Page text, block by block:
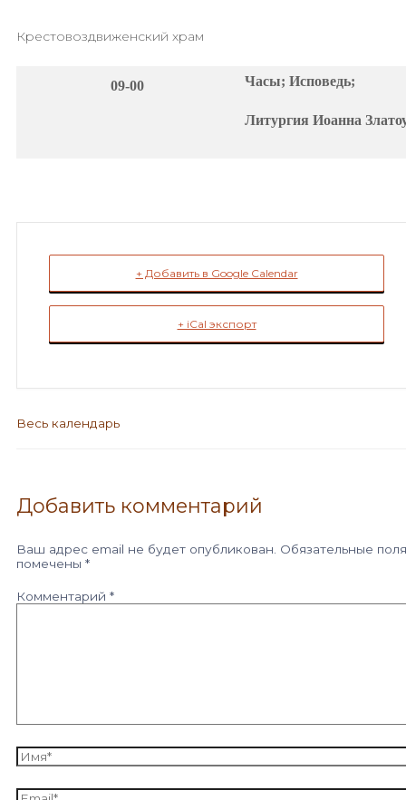
Крестовоздвиженский храм
09-00 Часы; Исповедь;
Литургия Иоанна
+ Добавить в Google Calendar
+ iCal экспорт
Весь календарь
Добавить комментарий
Ваш адрес email не будет опубликован. Обязательные поля
помечены *
Комментарий *
Имя*
Email*